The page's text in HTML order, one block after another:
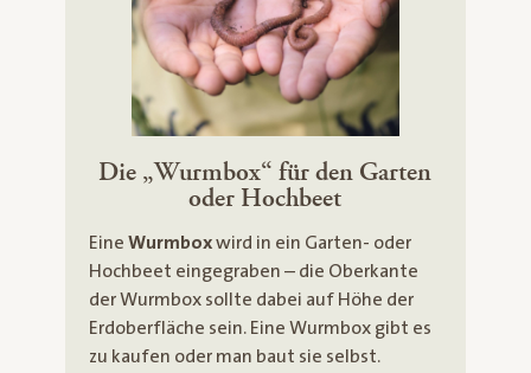
Die „Wurmbox“ für den Garten
oder Hochbeet
Eine Wurmboxwird in ein Garten- oder
Hochbeet eingegraben – die Oberkante
der Wurmbox sollte dabei auf Höhe der
Erdoberfläche sein. Eine Wurmbox gibt es
zu kaufen oder man baut sie selbst.